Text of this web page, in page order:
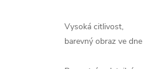
Vysoká citlivost,
barevný obraz ve dne